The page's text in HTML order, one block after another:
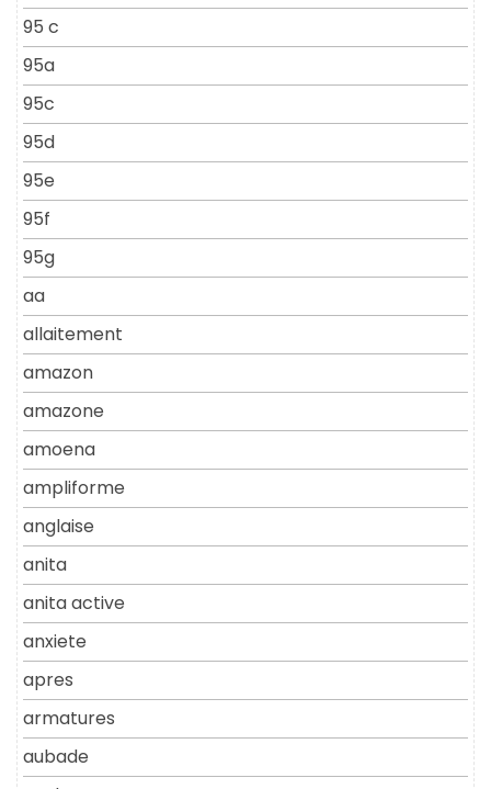
95 c
95a
95c
95d
95e
95f
95g
aa
allaitement
amazon
amazone
amoena
ampliforme
anglaise
anita
anita active
anxiete
apres
armatures
aubade